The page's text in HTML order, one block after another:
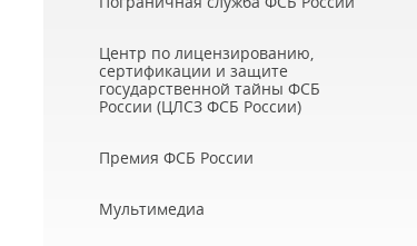
Центр по лицензированию,
сертификации и защите
государственной тайны ФСБ
России (ЦЛСЗ ФСБ России)
Премия ФСБ России
Мультимедиа